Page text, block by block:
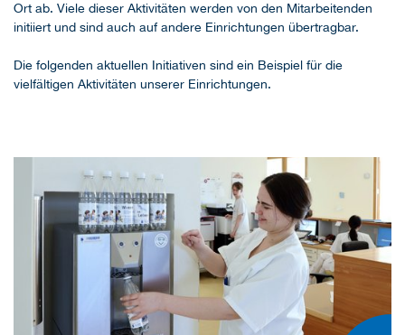
Ort ab. Viele dieser Aktivitäten werden von den Mitarbeitenden
initiiert und sind auch auf andere Einrichtungen übertragbar.
Die folgenden aktuellen Initiativen sind ein Beispiel für die
vielfältigen Aktivitäten unserer Einrichtungen.